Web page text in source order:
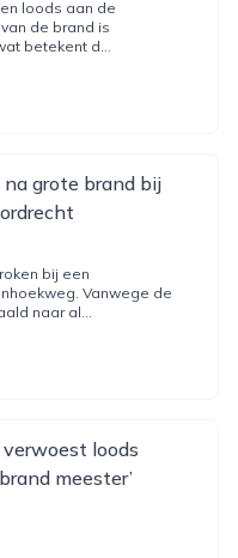
loods aan de
de brand is
betekent d...
na grote brand bij
bij een
Vanwege de
naar al...
loods
meester’